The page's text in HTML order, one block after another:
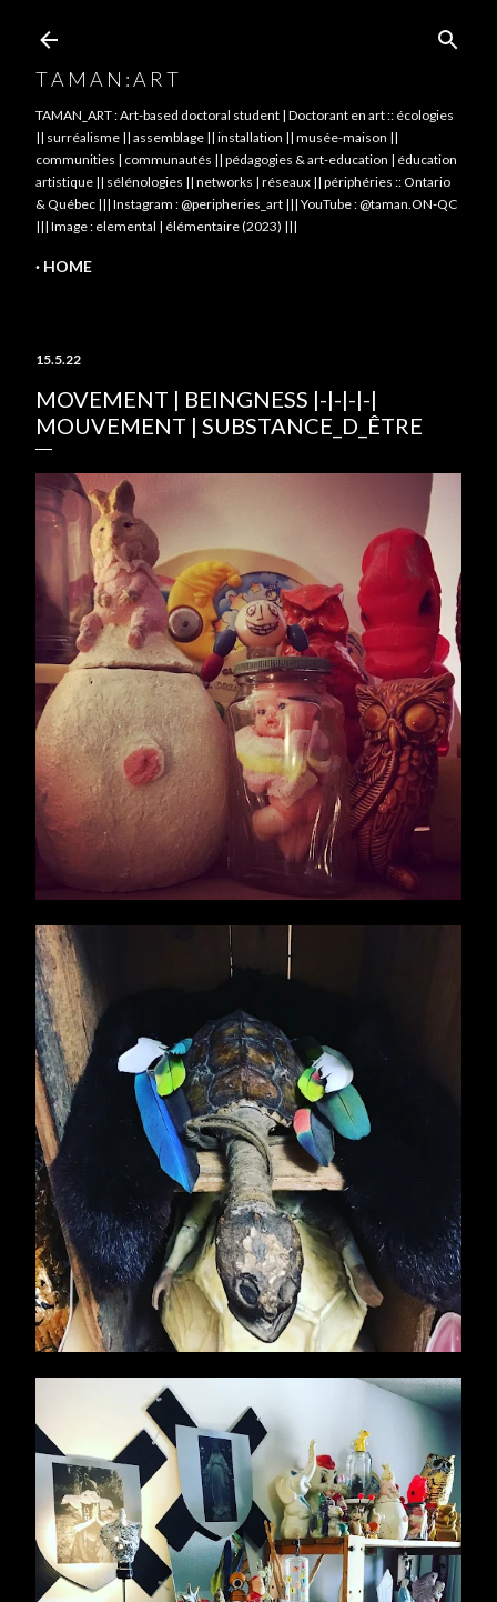
T A M A N : A R T
TAMAN_ART : Art-based doctoral student | Doctorant en art :: écologies
|| surréalisme || assemblage || installation || musée-maison ||
communities | communautés || pédagogies & art-education | éducation
artistique || sélénologies || networks | réseaux || périphéries :: Ontario
& Québec ||| Instagram : @peripheries_art ||| YouTube : @taman.ON-QC
||| Image : elemental | élémentaire (2023) |||
HOME
15.5.22
MOVEMENT | BEINGNESS |-|-|-|-|
MOUVEMENT | SUBSTANCE_D_ÊTRE